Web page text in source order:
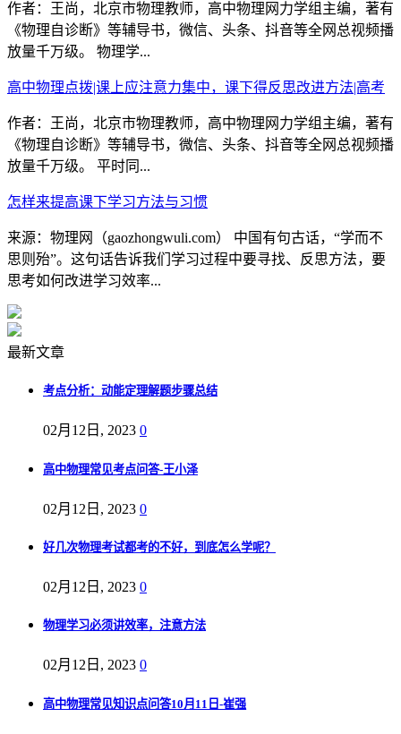
作者：王尚，北京市物理教师，高中物理网力学组主编，著有
《物理自诊断》等辅导书，微信、头条、抖音等全网总视频播
放量千万级。 物理学...
高中物理点拨|课上应注意力集中，课下得反思改进方法|高考
作者：王尚，北京市物理教师，高中物理网力学组主编，著有
《物理自诊断》等辅导书，微信、头条、抖音等全网总视频播
放量千万级。 平时同...
怎样来提高课下学习方法与习惯
来源：物理网（gaozhongwuli.com） 中国有句古话，“学而不
思则殆”。这句话告诉我们学习过程中要寻找、反思方法，要
思考如何改进学习效率...
最新文章
考点分析：动能定理解题步骤总结
02月12日, 2023 0
高中物理常见考点问答-王小泽
02月12日, 2023 0
好几次物理考试都考的不好，到底怎么学呢？
02月12日, 2023 0
物理学习必须讲效率，注意方法
02月12日, 2023 0
高中物理常见知识点问答10月11日-崔强